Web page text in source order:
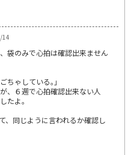
14
袋のみで心拍は確認出来ません
ちゃしている｡」
、６週で心拍確認出来ない人
たよ。
、同じように言われるか確認し